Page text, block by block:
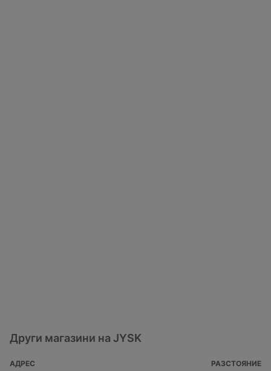
Други магазини на JYSK
АДРЕС РАЗСТОЯНИЕ